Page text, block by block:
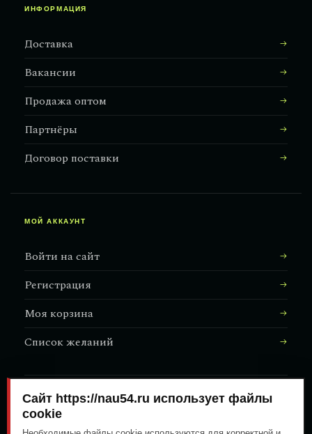
ИНФОРМАЦИЯ
Доставка
Вакансии
Продажа оптом
Партнёры
Договор поставки
МОЙ АККАУНТ
Войти на сайт
Регистрация
Моя корзина
Список желаний
АДРЕС МАГАЗИНА
Залесского, 8/1
Сайт https://nau54.ru использует файлы
cookie